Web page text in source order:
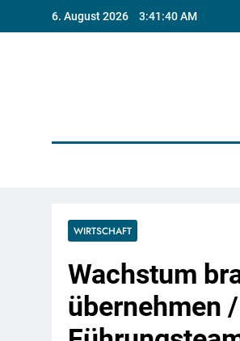
6. August 2026 3:41:40 AM
WIRTSCHAFT
Wachstum
übernehmen